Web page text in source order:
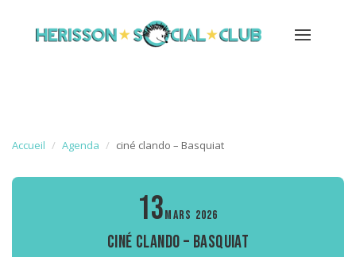
Accueil Agenda ciné clando – Basquiat
13MARS 2026
ciné clando – Basquiat